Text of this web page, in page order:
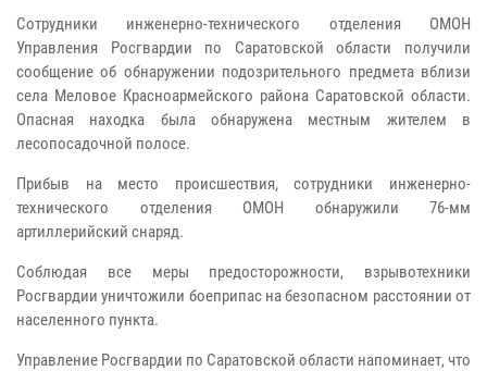
Сотрудники инженерно-технического отделения ОМОН
Управления Росгвардии по Саратовской области получили
сообщение об обнаружении подозрительного предмета вблизи
села Меловое Красноармейского района Саратовской области.
Опасная находка была обнаружена местным жителем в
лесопосадочной полосе.
Прибыв на место происшествия, сотрудники инженерно-
технического отделения ОМОН обнаружили 76-мм
артиллерийский снаряд.
Соблюдая все меры предосторожности, взрывотехники
Росгвардии уничтожили боеприпас на безопасном расстоянии от
населенного пункта.
Управление Росгвардии по Саратовской области напоминает, что